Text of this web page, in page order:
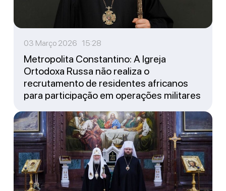
03 Março 2026 15:28
Metropolita Constantino: A Igreja
Ortodoxa Russa não realiza o
recrutamento de residentes africanos
para participação em operações militares